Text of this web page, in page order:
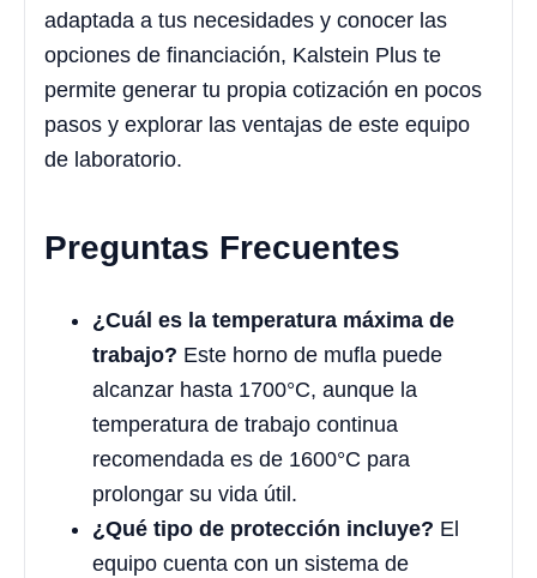
adaptada a tus necesidades y conocer las
opciones de financiación, Kalstein Plus te
permite generar tu propia cotización en pocos
pasos y explorar las ventajas de este equipo
de laboratorio.
Preguntas Frecuentes
¿Cuál es la temperatura máxima de
trabajo? Este horno de mufla puede
alcanzar hasta 1700°C, aunque la
temperatura de trabajo continua
recomendada es de 1600°C para
prolongar su vida útil.
¿Qué tipo de protección incluye? El
equipo cuenta con un sistema de